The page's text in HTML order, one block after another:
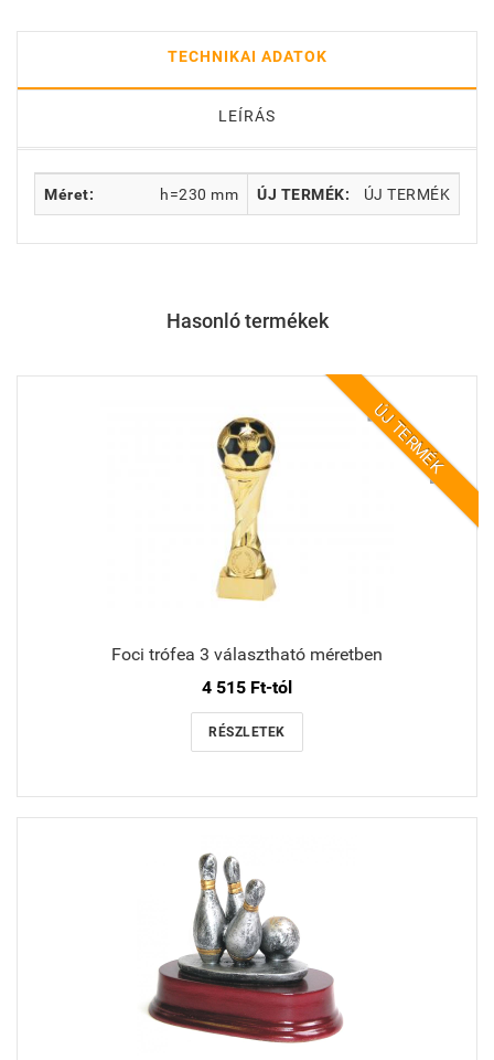
TECHNIKAI ADATOK
LEÍRÁS
Méret: h=230 mm ÚJ TERMÉK: ÚJ TERMÉK
Hasonló termékek
ÚJ TERMÉK
Foci trófea 3 választható méretben
4 515 Ft-tól
RÉSZLETEK